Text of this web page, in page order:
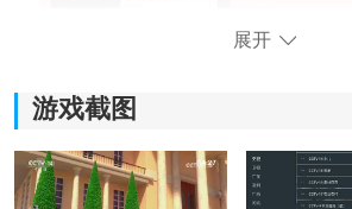
展开
游戏截图